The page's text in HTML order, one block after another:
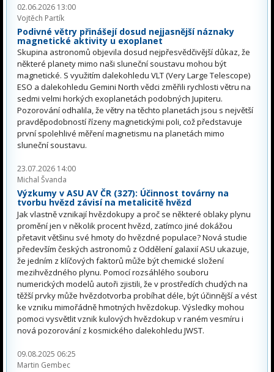
02.06.2026 13:00
Vojtěch Partík
Podivné větry přinášejí dosud nejjasnější náznaky
magnetické aktivity u exoplanet
Skupina astronomů objevila dosud nejpřesvědčivější důkaz, že
některé planety mimo naši sluneční soustavu mohou být
magnetické. S využitím dalekohledu VLT (Very Large Telescope)
ESO a dalekohledu Gemini North vědci změřili rychlosti větru na
sedmi velmi horkých exoplanetách podobných Jupiteru.
Pozorování odhalila, že větry na těchto planetách jsou s největší
pravděpodobností řízeny magnetickými poli, což představuje
první spolehlivé měření magnetismu na planetách mimo
sluneční soustavu.
23.07.2026 14:00
Michal Švanda
Výzkumy v ASU AV ČR (327): Účinnost továrny na
tvorbu hvězd závisí na metalicitě hvězd
Jak vlastně vznikají hvězdokupy a proč se některé oblaky plynu
promění jen v několik procent hvězd, zatímco jiné dokážou
přetavit většinu své hmoty do hvězdné populace? Nová studie
především českých astronomů z Oddělení galaxií ASU ukazuje,
že jedním z klíčových faktorů může být chemické složení
mezihvězdného plynu. Pomocí rozsáhlého souboru
numerických modelů autoři zjistili, že v prostředích chudých na
těžší prvky může hvězdotvorba probíhat déle, být účinnější a vést
ke vzniku mimořádně hmotných hvězdokup. Výsledky mohou
pomoci vysvětlit vznik kulových hvězdokup v raném vesmíru i
nová pozorování z kosmického dalekohledu JWST.
09.08.2025 06:25
Martin Gembec